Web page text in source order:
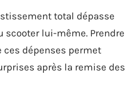
total dépasse
scooter lui-même. Prendre
ces dépenses permet
après la remise des